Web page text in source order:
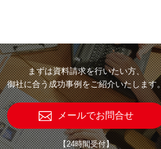
まずは資料請求を行いたい方、
御社に合う成功事例をご紹介いたします。
メールでお問合せ
【24時間受付】